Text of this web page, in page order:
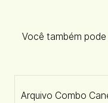
Você também
Arquivo Combo